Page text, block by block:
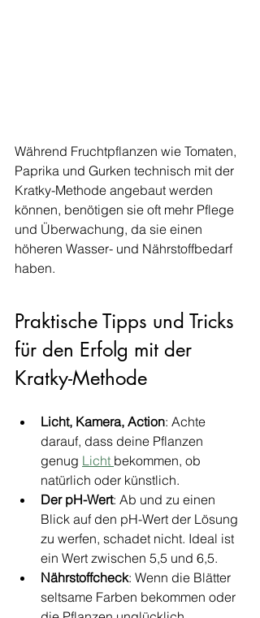
Während Fruchtpflanzen wie Tomaten,
Paprika und Gurken technisch mit der
Kratky-Methode angebaut werden
können, benötigen sie oft mehr Pflege
und Überwachung, da sie einen
höheren Wasser- und Nährstoffbedarf
haben.
Praktische Tipps und Tricks
für den Erfolg mit der
Kratky-Methode
Licht, Kamera, Action: Achte
darauf, dass deine Pflanzen
genug Licht bekommen, ob
natürlich oder künstlich.
Der pH-Wert: Ab und zu einen
Blick auf den pH-Wert der Lösung
zu werfen, schadet nicht. Ideal ist
ein Wert zwischen 5,5 und 6,5.
Nährstoffcheck: Wenn die Blätter
seltsame Farben bekommen oder